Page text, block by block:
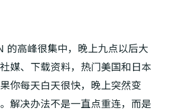
的高峰很集中，晚上九点以后大
媒、下载资料，热门美国和日本
你每天白天很快，晚上突然变
解决办法不是一直点重连，而是